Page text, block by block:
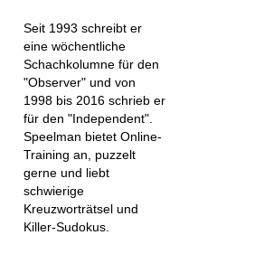
Seit 1993 schreibt er
eine wöchentliche
Schachkolumne für den
"Observer" und von
1998 bis 2016 schrieb er
für den "Independent".
Speelman bietet Online-
Training an, puzzelt
gerne und liebt
schwierige
Kreuzworträtsel und
Killer-Sudokus.